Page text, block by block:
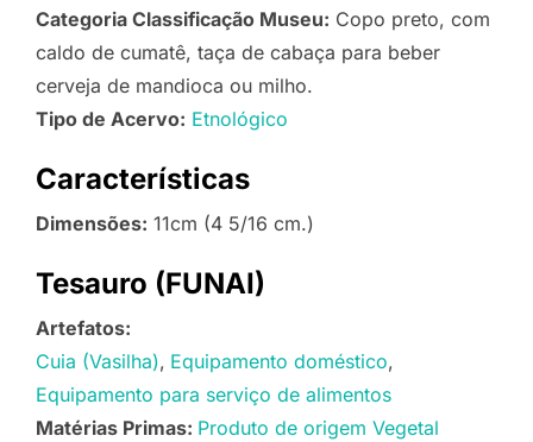
Categoria Classificação Museu: Copo preto, com
caldo de cumatê, taça de cabaça para beber
cerveja de mandioca ou milho.
Tipo de Acervo: Etnológico
Características
Dimensões: 11cm (4 5/16 cm.)
Tesauro (FUNAI)
Artefatos:
Cuia (Vasilha) Equipamento doméstico
Equipamento para serviço de alimentos
Matérias Primas: Produto de origem Vegetal